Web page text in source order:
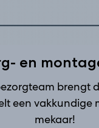
en
brengt
een vakkundige
mekaar!